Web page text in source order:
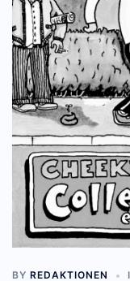
BY REDAKTIONEN